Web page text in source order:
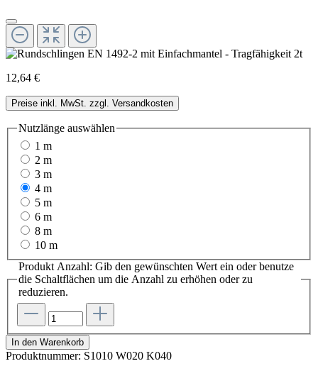
12,64 €
Preise inkl. MwSt. zzgl. Versandkosten
Nutzlänge auswählen
1 m
2 m
3 m
4 m
5 m
6 m
8 m
10 m
Produkt Anzahl: Gib den gewünschten Wert ein oder benutze
die Schaltflächen um die Anzahl zu erhöhen oder zu
reduzieren.
In den Warenkorb
Produktnummer: S1010 W020 K040